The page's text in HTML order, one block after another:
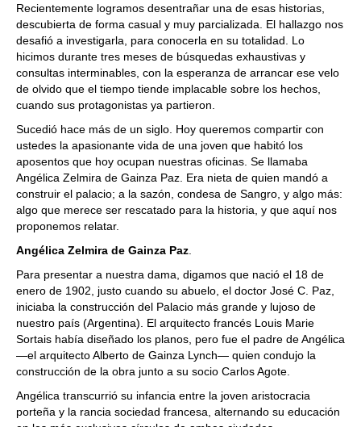
Recientemente logramos desentrañar una de esas historias,
descubierta de forma casual y muy parcializada. El hallazgo nos
desafió a investigarla, para conocerla en su totalidad. Lo
hicimos durante tres meses de búsquedas exhaustivas y
consultas interminables, con la esperanza de arrancar ese velo
de olvido que el tiempo tiende implacable sobre los hechos,
cuando sus protagonistas ya partieron.
Sucedió hace más de un siglo. Hoy queremos compartir con
ustedes la apasionante vida de una joven que habitó los
aposentos que hoy ocupan nuestras oficinas. Se llamaba
Angélica Zelmira de Gainza Paz. Era nieta de quien mandó a
construir el palacio; a la sazón, condesa de Sangro, y algo más:
algo que merece ser rescatado para la historia, y que aquí nos
proponemos relatar.
Angélica Zelmira de Gainza Paz
Para presentar a nuestra dama, digamos que nació el 18 de
enero de 1902, justo cuando su abuelo, el doctor José C. Paz,
iniciaba la construcción del Palacio más grande y lujoso de
nuestro país (Argentina). El arquitecto francés Louis Marie
Sortais había diseñado los planos, pero fue el padre de Angélica
—el arquitecto Alberto de Gainza Lynch— quien condujo la
construcción de la obra junto a su socio Carlos Agote.
Angélica transcurrió su infancia entre la joven aristocracia
porteña y la rancia sociedad francesa, alternando su educación